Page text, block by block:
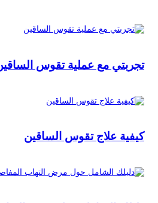
تجربتي مع عملية تقوس
كيفية علاج تقوس الساقين